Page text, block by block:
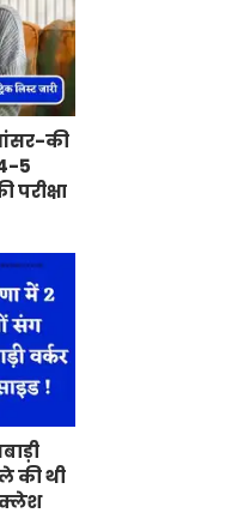
की
5
की थी
क्लेश